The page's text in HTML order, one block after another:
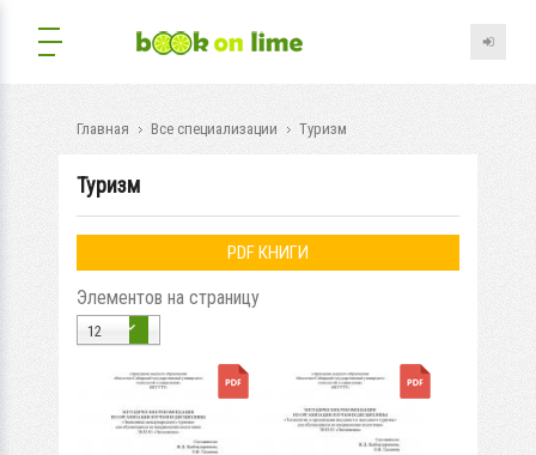
Главная Все специализации Туризм
Туризм
PDF КНИГИ
Элементов на страницу
12